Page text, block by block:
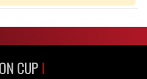
CUPI